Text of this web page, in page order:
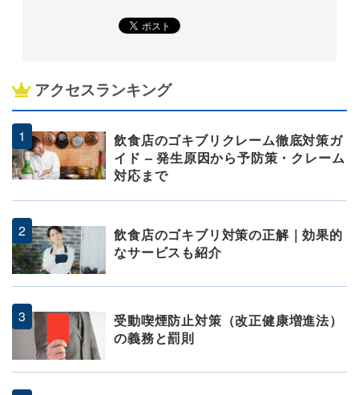
アクセスランキング
飲食店のゴキブリクレーム徹底対策ガ
イド – 発生原因から予防策・クレーム
対応まで
飲食店のゴキブリ対策の正解｜効果的
なサービスも紹介
受動喫煙防止対策（改正健康増進法）
の義務と罰則